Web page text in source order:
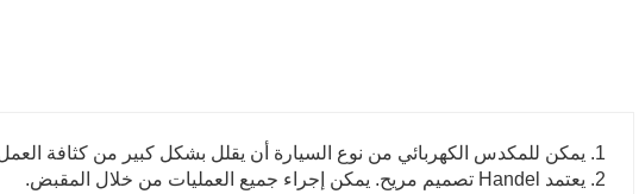
1. يمكن للمكدس الكهربائي من نوع السيارة أن يقلل بشكل كبير من كثافة العمل.
2. يعتمد Handel تصميم مريح. يمكن إجراء جميع العمليات من خلال المقبض.